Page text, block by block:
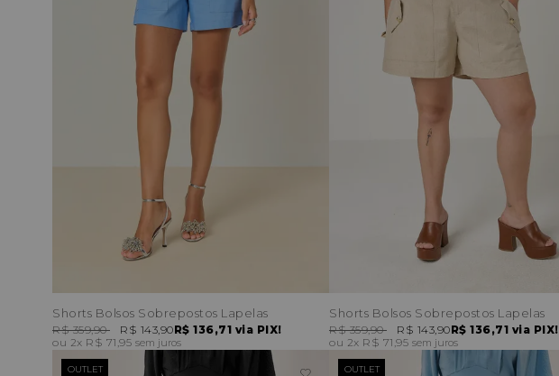
Shorts Bolsos Sobrepostos Lapelas
R$ 136,71 via PIX!
R$ 359,90
R$ 143,90
2x R$ 71,95 sem juros
Shorts Bolsos Sobrepostos Lapelas
R$ 136,71 via PIX!
R$ 359,90
R$ 143,90
2x R$ 71,95 sem juros
OUTLET OUTLET